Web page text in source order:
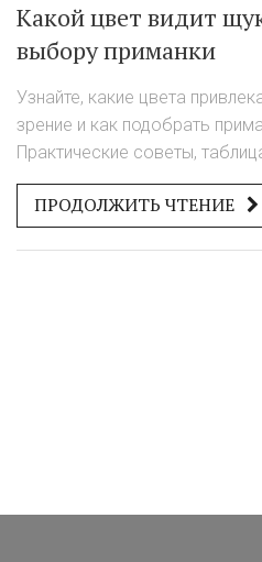
Какой цвет видит
выбору приманки
Узнайте, какие цвета
зрение и как подобрать
Практические советы,
на частые вопросы.
ПРОДОЛЖИТЬ ЧТЕНИЕ